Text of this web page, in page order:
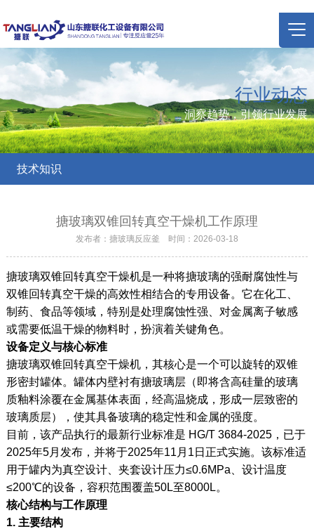
行业动态
洞察趋势，引领行业发展
技术知识
搪玻璃双锥回转真空干燥机工作原理
发布者：搪玻璃反应釜 时间：2026-03-18
搪玻璃双锥回转真空干燥机是一种将搪玻璃的强耐腐蚀性与
双锥回转真空干燥的高效性相结合的专用设备。它在化工、
制药、食品等领域，特别是处理腐蚀性强、对金属离子敏感
或需要低温干燥的物料时，扮演着关键角色。
设备定义与核心标准
搪玻璃双锥回转真空干燥机，其核心是一个可以旋转的双锥
形密封罐体。罐体内壁衬有搪玻璃层（即将含高硅量的玻璃
质釉料涂覆在金属基体表面，经高温烧成，形成一层致密的
玻璃质层），使其具备玻璃的稳定性和金属的强度。
目前，该产品执行的最新行业标准是 HG/T 3684-2025，已于
2025年5月发布，并将于2025年11月1日正式实施。该标准适
用于罐内为真空设计、夹套设计压力≤0.6MPa、设计温度
≤200℃的设备，容积范围覆盖50L至8000L。
核心结构与工作原理
1. 主要结构